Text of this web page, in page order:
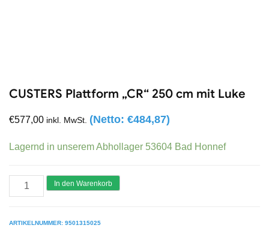
CUSTERS Plattform „CR“ 250 cm mit Luke
€577,00 inkl. MwSt. (Netto: €484,87)
Lagernd in unserem Abhollager 53604 Bad Honnef
CUSTERS
Plattform
In den Warenkorb
ARTIKELNUMMER: 9501315025